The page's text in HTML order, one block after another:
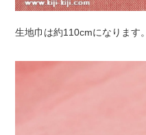
生地巾は約110cmになります。